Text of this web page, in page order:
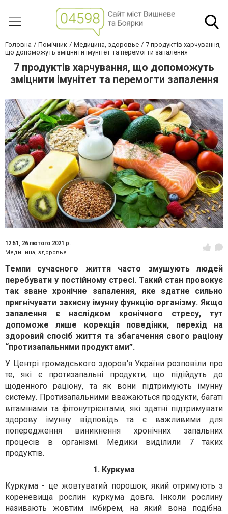
Головна Помічник Медицина, здоровье
7 продуктів харчування,
що допоможуть зміцнити імунітет та перемогти запалення
7 продуктів харчування, що допоможуть
зміцнити імунітет та перемогти запалення
12:51, 26 лютого 2021 р.
Медицина, здоровье
Темпи сучасного життя часто змушують людей
перебувати у постійному стресі. Такий стан провокує
так зване хронічне запалення, яке здатне сильно
пригнічувати захисну імунну функцію організму. Якщо
запалення є наслідком хронічного стресу, тут
допоможе лише корекція поведінки, перехід на
здоровий спосіб життя та збагачення свого раціону
“протизапальними продуктами”.
У Центрі громадського здоров'я України розповіли про
те, які є протизапальні продукти, що підійдуть до
щоденного раціону, та як вони підтримують імунну
систему. Протизапальними вважаються продукти, багаті
вітамінами та фітонутрієнтами, які здатні підтримувати
здорову імунну відповідь та є важливими для
попередження виникнення хронічних запальних
процесів в організмі. Медики виділили 7 таких
продуктів.
1. Куркума
Куркума - це жовтуватий порошок, який отримують з
кореневища рослин куркума довга. Інколи рослину
називають жовтим імбирем, на який вона подібна.